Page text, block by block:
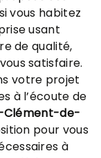
vous habitez
usant
de qualité,
satisfaire.
votre projet
à l’écoute de
Clément-de-
pour vous
à